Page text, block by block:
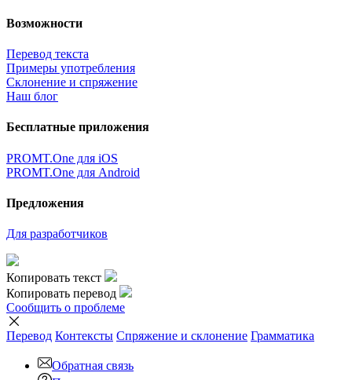
Возможности
Перевод текста
Примеры употребления
Склонение и спряжение
Наш блог
Бесплатные приложения
PROMT.One для iOS
PROMT.One для Android
Предложения
Для разработчиков
Копировать текст
Копировать перевод
Сообщить о проблеме
Перевод Контексты Спряжение и склонение Грамматика
Обратная связь